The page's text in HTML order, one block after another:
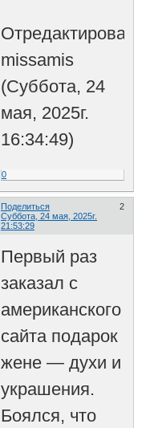
Отредактировано
missamis
(Суббота, 24
мая, 2025г.
16:34:49)
0
Поделиться
2
Суббота, 24 мая, 2025г.
21:53:29
Первый раз
заказал с
американского
сайта подарок
жене — духи и
украшения.
Боялся, что